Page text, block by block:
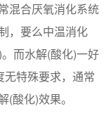
合厌氧消化系统
，要么中温消化
而水解(酸化)一好
特殊要求，通常
酸化)效果。